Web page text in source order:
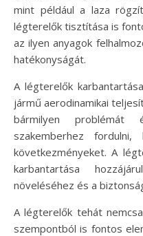
mint például a laza
légterelők tisztítása is
az ilyen anyagok
hatékonyságát.
A légterelők
jármű aerodinamikai
bármilyen problémát
szakemberhez
következményeket. A
karbantartása
növeléséhez és a
A légterelők tehát
szempontból is fontos